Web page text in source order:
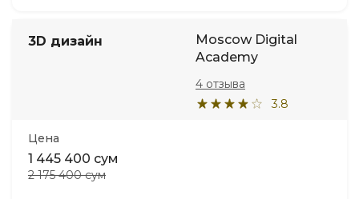
3D дизайн
Moscow Digital
Academy
3.8
4 отзыва
Цена
1 445 400 сум
2 175 400 сум